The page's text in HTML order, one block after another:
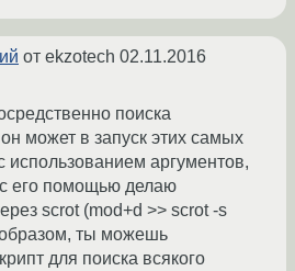
от ekzotech 02.11.2016
поиска
может в запуск этих самых
использованием аргументов,
его помощью делаю
scrot (mod+d >> scrot -s
ты можешь
для поиска всякого